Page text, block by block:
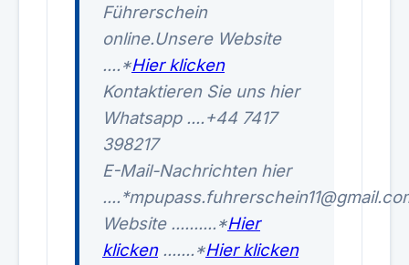
Führerschein
online.Unsere Website
....*Hier klicken
Kontaktieren Sie uns hier
Whatsapp ....+44 7417
398217
E-Mail-Nachrichten hier
Website ..........*Hier
klicken.......*Hier klicken